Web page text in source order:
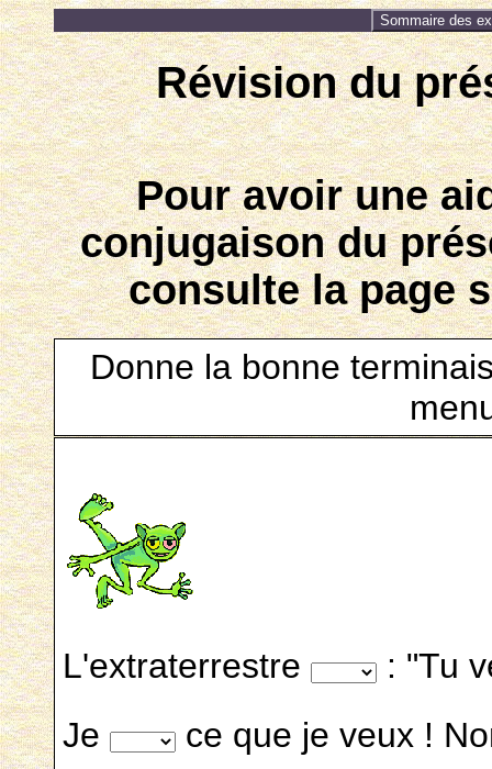
Sommaire des
Révision du
Pour avoir une
conjugaison du
consulte la page
Donne la bonne
L'extraterrestre
: "Tu
Je
ce que je veux !